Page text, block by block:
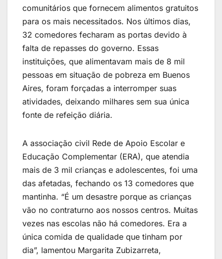
comunitários que fornecem alimentos gratuitos
para os mais necessitados. Nos últimos dias,
32 comedores fecharam as portas devido à
falta de repasses do governo. Essas
instituições, que alimentavam mais de 8 mil
pessoas em situação de pobreza em Buenos
Aires, foram forçadas a interromper suas
atividades, deixando milhares sem sua única
fonte de refeição diária.
A associação civil Rede de Apoio Escolar e
Educação Complementar (ERA), que atendia
mais de 3 mil crianças e adolescentes, foi uma
das afetadas, fechando os 13 comedores que
mantinha. “É um desastre porque as crianças
vão no contraturno aos nossos centros. Muitas
vezes nas escolas não há comedores. Era a
única comida de qualidade que tinham por
dia”, lamentou Margarita Zubizarreta,